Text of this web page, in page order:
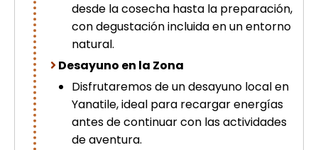
desde la cosecha hasta la preparación,
con degustación incluida en un entorno
natural.
Desayuno en la Zona
Disfrutaremos de un desayuno local en
Yanatile, ideal para recargar energías
antes de continuar con las actividades
de aventura.